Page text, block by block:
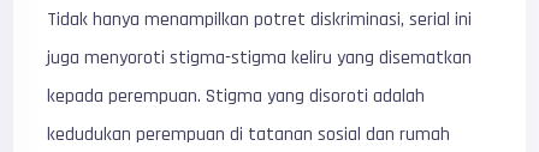
Tidak hanya menampilkan potret diskriminasi, serial ini
juga menyoroti stigma-stigma keliru yang disematkan
kepada perempuan. Stigma yang disoroti adalah
kedudukan perempuan di tatanan sosial dan rumah